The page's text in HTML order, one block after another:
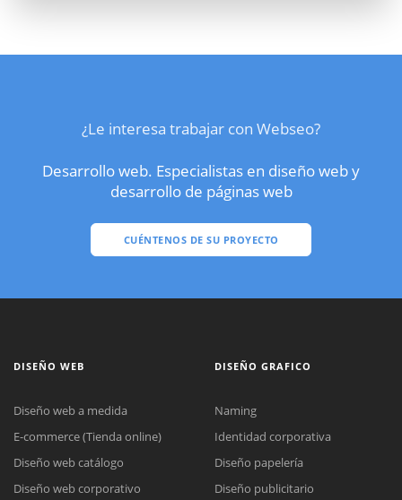
¿Le interesa trabajar con Webseo?
Desarrollo web. Especialistas en diseño web y
desarrollo de páginas web
CUÉNTENOS DE SU PROYECTO
DISEÑO WEB
Diseño web a medida
E-commerce (Tienda online)
Diseño web catálogo
Diseño web corporativo
DISEÑO GRAFICO
Naming
Identidad corporativa
Diseño papelería
Diseño publicitario